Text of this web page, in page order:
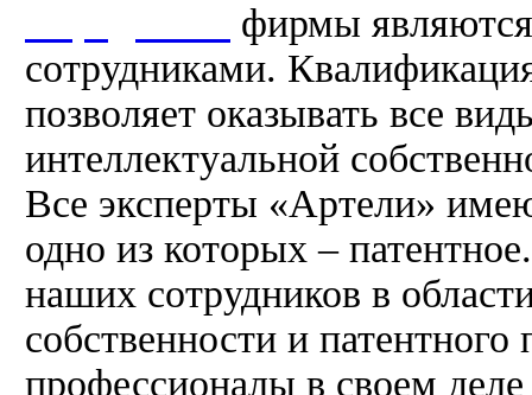
фирмы
сотрудниками.
позволяет оказывать все
интеллектуальной
Все эксперты «Артели»
одно из которых –
наших сотрудников в
собственности и
профессионалы в своем